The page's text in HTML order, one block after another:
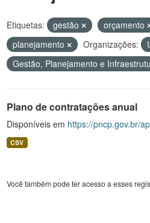
Etiquetas: gestão orçamento
planejamento
Organizações:
Gestão, Planejamento e
Plano de contratações anual
Disponíveis em https://pncp.gov.br/
CSV
Você também pode ter acesso a esses